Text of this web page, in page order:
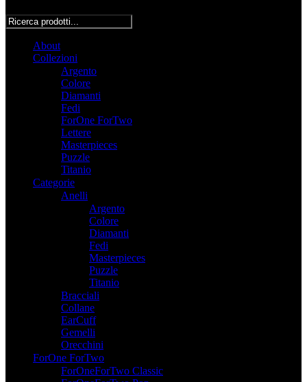
About
Collezioni
Argento
Colore
Diamanti
Fedi
ForOne ForTwo
Lettere
Masterpieces
Puzzle
Titanio
Categorie
Anelli
Argento
Colore
Diamanti
Fedi
Masterpieces
Puzzle
Titanio
Bracciali
Collane
EarCuff
Gemelli
Orecchini
ForOne ForTwo
ForOneForTwo Classic